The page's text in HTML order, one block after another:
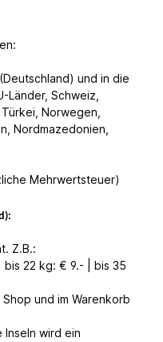
und in die
Länder, Schweiz,
Norwegen,
Nordmazedonien,
Mehrwertsteuer)
Z.B.:
22 kg: € 9.- | bis 35
und im Warenkorb
wird ein